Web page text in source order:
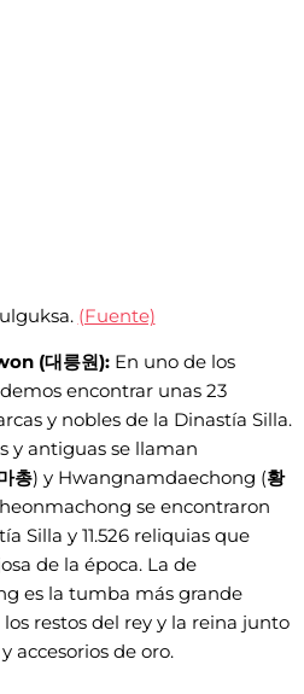
(Fuente)
(대릉원): En uno de los
encontrar unas 23
y nobles de la Dinastía Silla.
y antiguas se llaman
총) y Hwangnamdaechong (황
se encontraron
Silla y 11.526 reliquias que
de la época. La de
es la tumba más grande
restos del rey y la reina junto
accesorios de oro.